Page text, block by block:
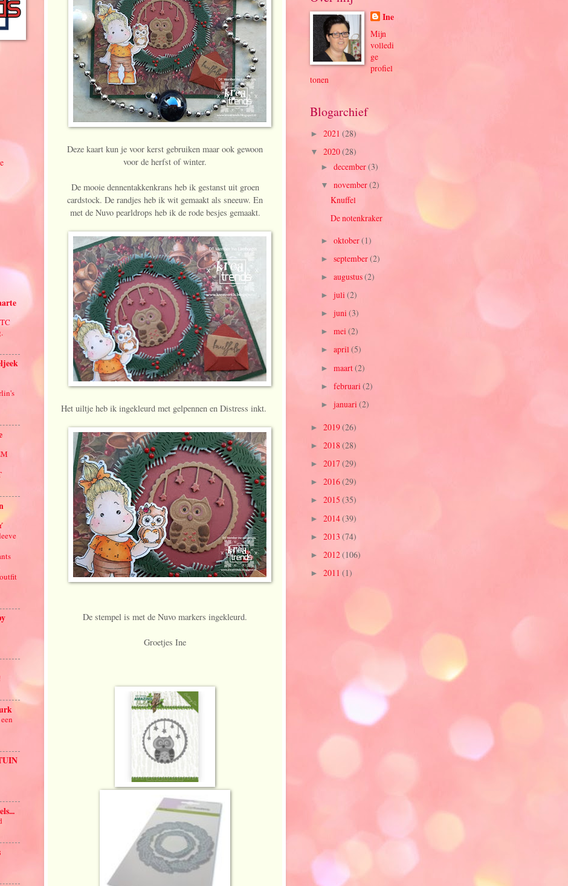
Deze kaart kun je voor kerst gebruiken maar ook gewoon
voor de herfst of winter.
De mooie dennentakkenkrans heb ik gestanst uit groen
cardstock. De randjes heb ik wit gemaakt als sneeuw. En
met de Nuvo pearldrops heb ik de rode besjes gemaakt.
Het uiltje heb ik ingekleurd met gelpennen en Distress inkt.
De stempel is met de Nuvo markers ingekleurd.
Groetjes Ine
Ine
Mijn
volledi
ge
profiel
tonen
Blogarchief
► 2021 (28)
▼ 2020(28)
► december(3)
▼ november(2)
Knuffel
De notenkraker
► oktober(1)
► september(2)
► augustus(2)
► juli(2)
► juni (3)
► mei (2)
► april(5)
► maart(2)
► februari (2)
► januari (2)
► 2019(26)
► 2018 (28)
► 2017 (29)
► 2016(29)
► 2015 (35)
► 2014(39)
► 2013 (74)
► 2012(106)
► 2011 (1)